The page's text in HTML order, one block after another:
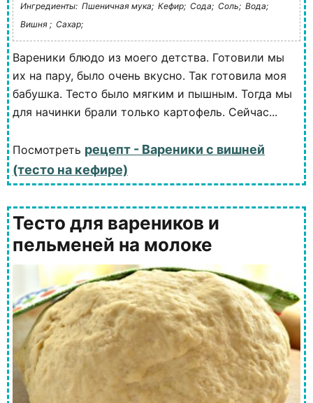
Ингредиенты: Пшеничная мука; Кефир; Сода; Соль; Вода;
Вишня ; Сахар;
Вареники блюдо из моего детства. Готовили мы
их на пару, было очень вкусно. Так готовила моя
бабушка. Тесто было мягким и пышным. Тогда мы
для начинки брали только картофель. Сейчас...
Посмотреть рецепт - Вареники с вишней
(тесто на кефире)
Тесто для вареников и
пельменей на молоке